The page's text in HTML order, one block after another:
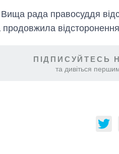
рада правосуддя
ПІДПИСУЙТЕСЬ
та дивіться